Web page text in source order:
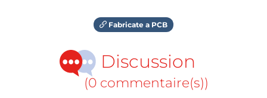
Fabricate a PCB
Discussion
(0 commentaire(s))